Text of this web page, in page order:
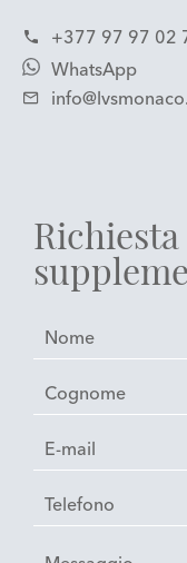
+377 97 97 02
WhatsApp